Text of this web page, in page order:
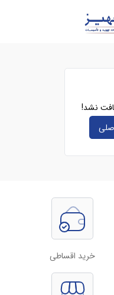
نشد!
خرید اقساطی